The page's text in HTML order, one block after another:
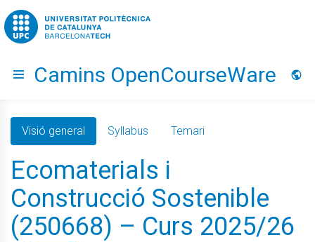
Go to upc.edu
Hide menu
Camins OpenCourseWare
Visió general Syllabus Temari
Ecomaterials i
Construcció Sostenible
(250668) – Curs 2025/26